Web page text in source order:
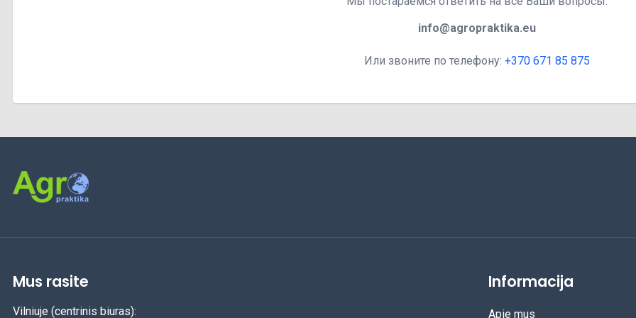
info@agropraktika.eu
Или звоните по телефону: +370 671 85 875
Mus rasite
Vilniuje (centrinis biuras):
Informacija
Apie mus